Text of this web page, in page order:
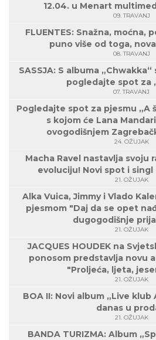
12.04. u Menart
09. TRAVANJ
FLUENTES: Snažna, moćna,
puno više od toga,
08. TRAVANJ
SASSJA: S albuma
pogledajte spot za
07. TRAVANJ
Pogledajte spot za pjesmu „A
s kojom će Lana
ovogodišnjem
24. OŽUJAK
Macha Ravel nastavlja svoju
evoluciju! Novi spot i
21. OŽUJAK
Alka Vuica, Jimmy i Vlado
pjesmom "Daj da se opet
dugogodišnje
21. OŽUJAK
JACQUES HOUDEK na
ponosom predstavlja novu
"Proljeća, ljeta,
21. OŽUJAK
BOA II: Novi album „Live
danas u
21. OŽUJAK
BANDA TURIZMA: Album